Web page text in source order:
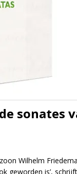
sonates
Wilhelm
geworden is’,